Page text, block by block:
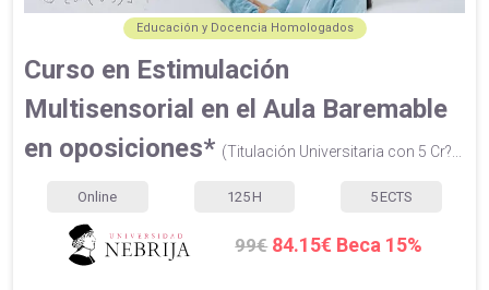
Educación y Docencia Homologados
Curso en Estimulación
Multisensorial en el Aula Baremable
en oposiciones* (Titulación Universitaria con 5 Cr?...
Online 125 H 5 ECTS
99€ 84.15€ Beca 15%